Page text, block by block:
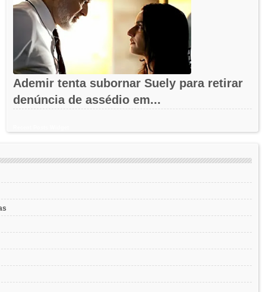
Ademir tenta subornar Suely para retirar
denúncia de assédio em...